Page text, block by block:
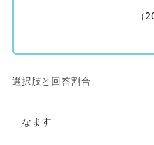
（
選択肢と回答割合
なます